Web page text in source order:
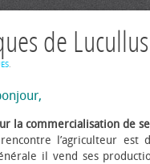
de
.
la commercialisation de
l’agriculteur est
il vend ses